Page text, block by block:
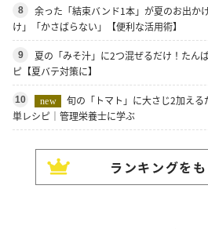
8
余った「結束バンド1本」が夏のお出か
け」「かさばらない」【便利な活用術】
9
夏の「みそ汁」に2つ混ぜるだけ！たん
ピ【夏バテ対策に】
10 new
旬の「トマト」に大さじ2加え
単レシピ｜管理栄養士に学ぶ
ランキングを